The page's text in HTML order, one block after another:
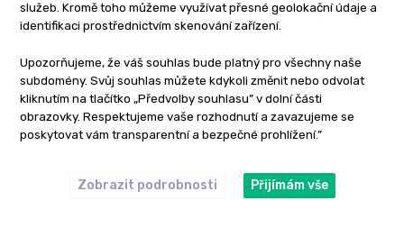
Nenápadné helikoptérové
montáže – házejte daleko a
buďte maskovaní před
služeb. Kromě toho můžeme využívat přesné geolokační údaje a
identifikaci prostřednictvím skenování zařízení.
Upozorňujeme, že váš souhlas bude platný pro všechny naše
subdomény. Svůj souhlas můžete kdykoli změnit nebo odvolat
kliknutím na tlačítko „Předvolby souhlasu” v dolní části
obrazovky. Respektujeme vaše rozhodnutí a zavazujeme se
poskytovat vám transparentní a bezpečné prohlížení.”
Zobrazit podrobnosti Přijímám vše